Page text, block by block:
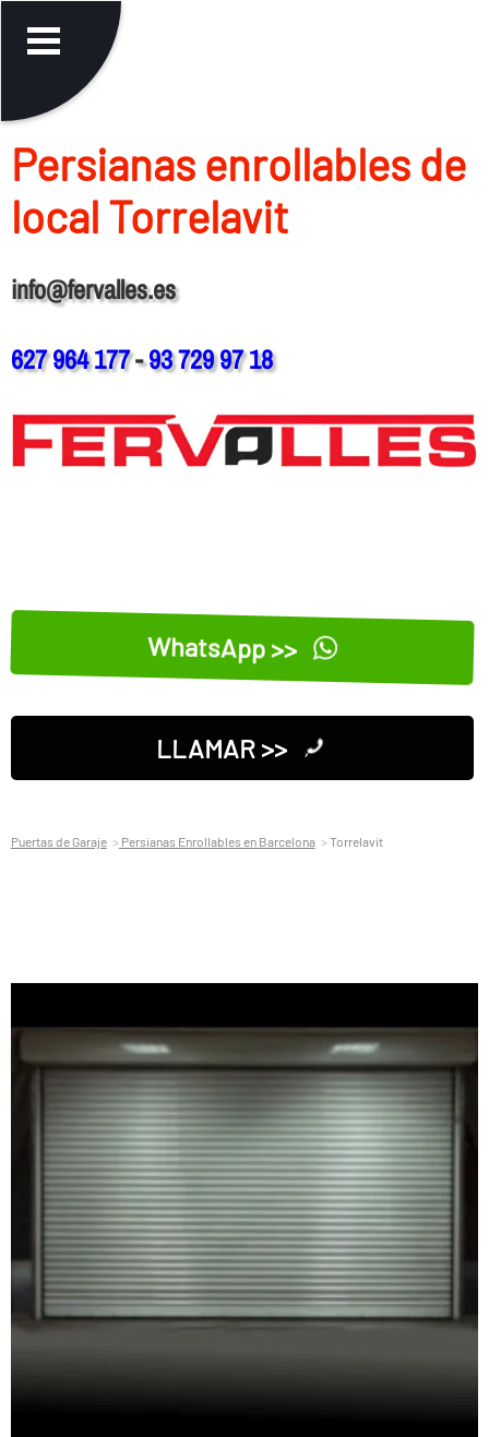
Persianas enrollables de
local Torrelavit
info@fervalles.es
627 964 177-93 729 97 18
WhatsApp >>
LLAMAR >>
Puertas de Garaje Persianas Enrollables en Barcelona Torrelavit